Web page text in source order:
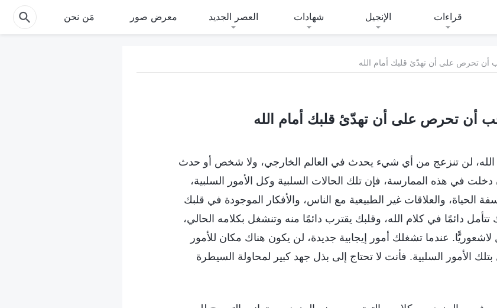
قراءات الإنجيل شهادات العصر الجديد معرض صور مَن نحن
الله، لن تنزعج من أي شيء يحدث في العالم الخارجي، ولا شخص أو حدث
في هذه الممارسة، فإن تلك الحالات السلبية وكل الأمور السلبية،
الحياة، والعلاقات غير الطبيعية مع الناس، والأفكار الموجودة في قلبك
دائمًا في كلام الله، وقلبك يقترب دائمًا منه وتنشغل بكلامه الحالي،
عندما تشغلك أمور إيجابية جديدة، لن يكون هناك مكان للأمور
بتلك الأمور السلبية. فأنت لا تحتاج إلى بذل جهد كبير لمحاولة السيطرة